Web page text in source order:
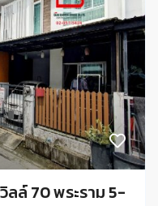
ลล์ 70 พระราม 5-